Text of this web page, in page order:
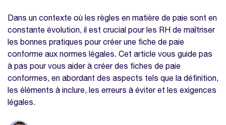
Dans un contexte où les règles en matière de paie sont en
constante évolution, il est crucial pour les RH de maîtriser
les bonnes pratiques pour créer une fiche de paie
conforme aux normes légales. Cet article vous guide pas
à pas pour vous aider à créer des fiches de paie
conformes, en abordant des aspects tels que la définition,
les éléments à inclure, les erreurs à éviter et les exigences
légales.